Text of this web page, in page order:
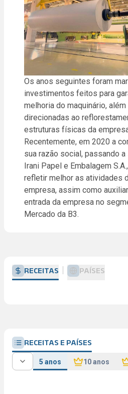
Os anos seguintes foram
investimentos feitos para
melhoria do maquinário,
direcionadas ao
estruturas físicas da
Recentemente, em 2020 a
sua razão social, passando
Irani Papel e Embalagem
refletir melhor as atividades
empresa, assim como
entrada da empresa no
Mercado da B3.
RECEITAS PAÍSES
RECEITAS E PAÍSES
5 anos 10 anos